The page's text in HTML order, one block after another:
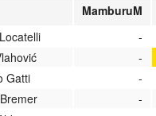
MotoGP & Biathlon
Новости кубков 2026-27
MamburuM
-
-
Gatti
-
-